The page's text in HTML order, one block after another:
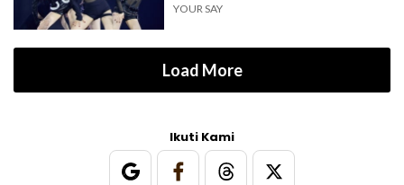
YOUR SAY
Load More
Ikuti Kami